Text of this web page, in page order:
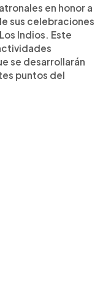
del 12 al
de Los
el viernes 12
m., con la
Puerto Rico,
Grupo Salzón,
costo de $12
Además del
en honor a
sus celebraciones
Indios. Este
se desarrollarán
puntos del